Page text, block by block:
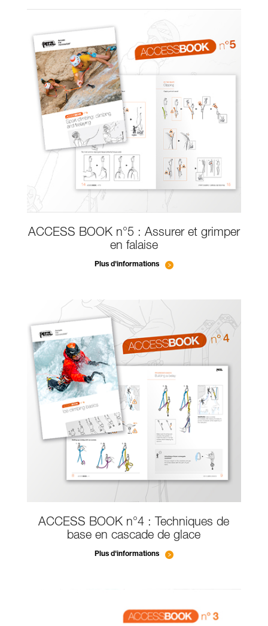
ACCESS BOOK n°5 : Assurer et grimper
en falaise
Plus d'informations
ACCESS BOOK n°4 : Techniques de
base en cascade de glace
Plus d'informations